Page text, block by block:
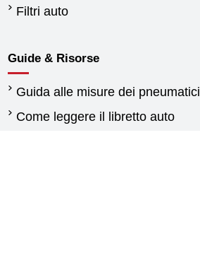
Filtri auto
Guide & Risorse
Guida alle misure dei pneumatici
Come leggere il libretto auto